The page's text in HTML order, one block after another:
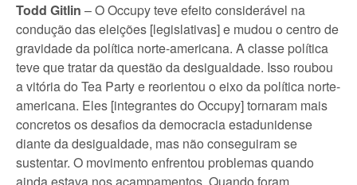
Todd Gitlin – O Occupy teve efeito considerável na
condução das eleições [legislativas] e mudou o centro de
gravidade da política norte-americana. A classe política
teve que tratar da questão da desigualdade. Isso roubou
a vitória do Tea Party e reorientou o eixo da política norte-
americana. Eles [integrantes do Occupy] tornaram mais
concretos os desafios da democracia estadunidense
diante da desigualdade, mas não conseguiram se
sustentar. O movimento enfrentou problemas quando